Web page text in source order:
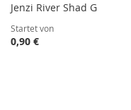
Jenzi River Shad G
Startet von
0,90 €